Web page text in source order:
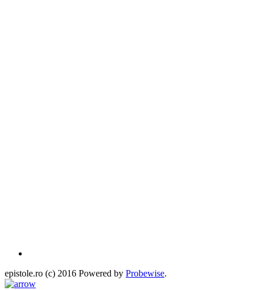
epistole.ro (c) 2016 Powered by Probewise.